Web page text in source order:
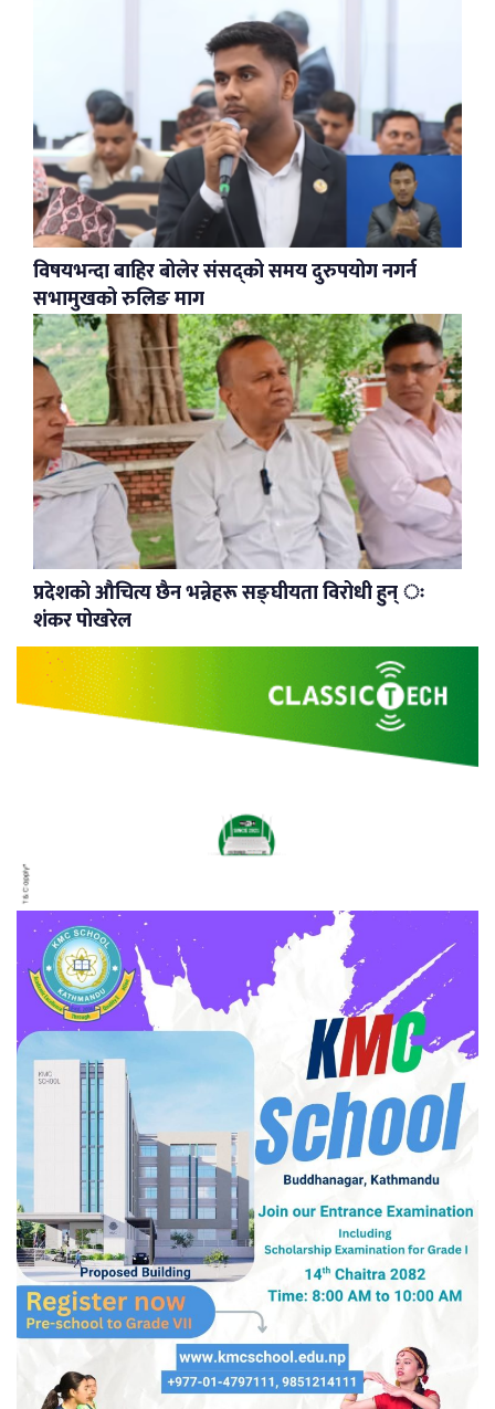
विषयभन्दा बाहिर बोलेर संसद्को समय दुरुपयोग नगर्न
सभामुखको रुलिङ माग
प्रदेशको औचित्य छैन भन्नेहरू सङ्घीयता विरोधी हुन् ः
शंकर पोखरेल